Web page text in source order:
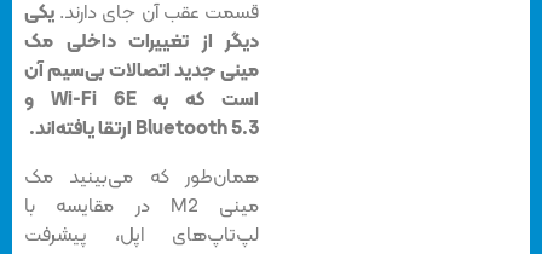
قسمت عقب آن جای دارند.یکی
دیگر از تغییرات داخلی مک
مینی جدید اتصالات بی‌سیم آن
است که به Wi-Fi 6E و
Bluetooth 5.3 ارتقا یافته‌اند.
همان‌طور که می‌بینید مک
مینی M2 در مقایسه با
لپ‌تاپ‌های اپل، پیشرفت